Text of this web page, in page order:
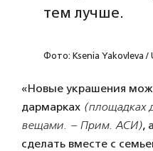
тем лучше.
Фото: Ksenia Yakovleva /
«Новые украшения
дармарках (площадках
вещами. – Прим. АСИ),
сделать вместе с